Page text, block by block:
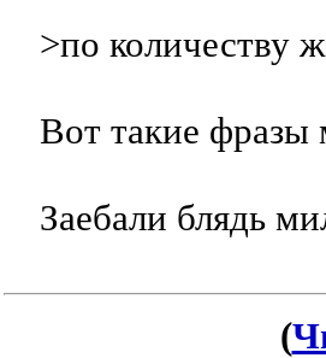
>по количеству
Вот такие
Заебали блядь
(